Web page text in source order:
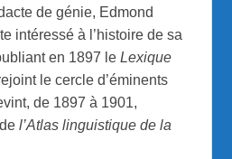
de génie, Edmond
intéressé à l’histoire de sa
en 1897 leLexique
le cercle d’éminents
de 1897 à 1901,
del’Atlas linguistique de la